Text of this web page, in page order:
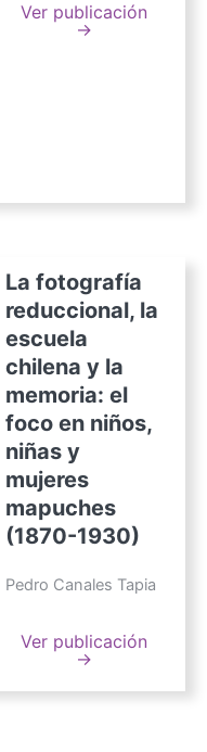
Ver publicación
→
La fotografía
reduccional, la
escuela
chilena y la
memoria: el
foco en niños,
niñas y
mujeres
mapuches
(1870-1930)
Pedro Canales Tapia
Ver publicación
→